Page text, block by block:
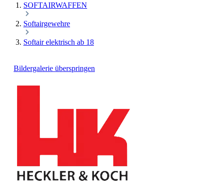
SOFTAIRWAFFEN
Softairgewehre
Softair elektrisch ab 18
Bildergalerie überspringen